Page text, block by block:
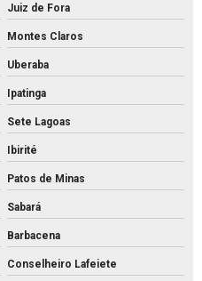
Juiz de Fora
Montes Claros
Uberaba
Ipatinga
Sete Lagoas
Ibirité
Patos de Minas
Sabará
Barbacena
Conselheiro Lafeiete